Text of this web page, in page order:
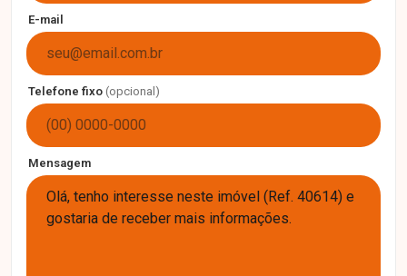
E-mail
Telefone fixo (opcional)
Mensagem